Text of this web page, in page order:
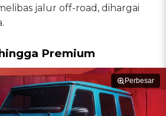
jalur off-road, dihargai
Premium
Perbesar